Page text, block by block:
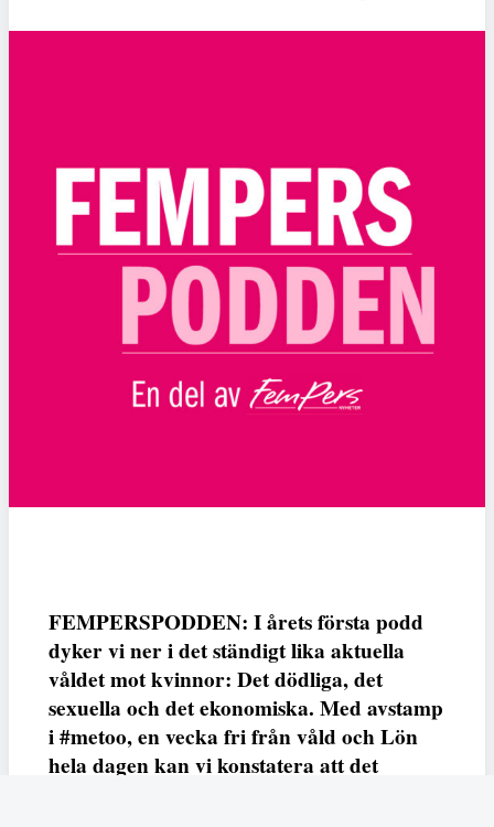
FEMPERSPODDEN: I årets första podd
dyker vi ner i det ständigt lika aktuella
våldet mot kvinnor: Det dödliga, det
sexuella och det ekonomiska. Med avstamp
i #metoo, en vecka fri från våld och Lön
hela dagen kan vi konstatera att det